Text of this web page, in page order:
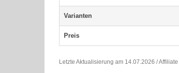
Varianten
Preis
Letzte Aktualisierung am 14.07.2026 /